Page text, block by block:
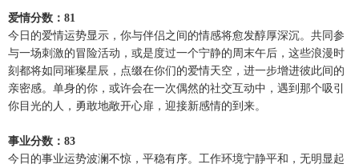
爱情分数：81
今日的爱情运势显示，你与伴侣之间的情感将愈发醇厚深沉。共同参
与一场刺激的冒险活动，或是度过一个宁静的周末午后，这些浪漫时
刻都将如同璀璨星辰，点缀在你们的爱情天空，进一步增进彼此间的
亲密感。单身的你，或许会在一次偶然的社交互动中，遇到那个吸引
你目光的人，勇敢地敞开心扉，迎接新感情的到来。
事业分数：83
今日的事业运势波澜不惊，平稳有序。工作环境宁静平和，无明显起